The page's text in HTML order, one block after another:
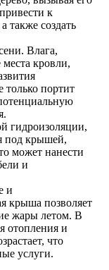
к
создать
Влага,
кровли,
только портит
гидроизоляции,
под крышей,
может нанести
и
и
крыша позволяет
жары летом. В
отопления и
что
услуги.